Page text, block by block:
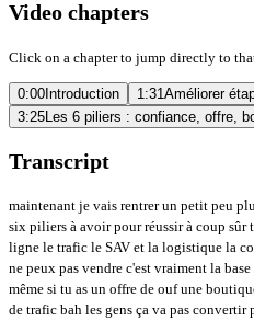
Video chapters
Click on a chapter to jump directly to
0:00Introduction 1:31Améliorer
3:25Les 6 piliers : confiance, offre,
Transcript
maintenant je vais rentrer un petit peu
six piliers à avoir pour réussir à coup
ligne le trafic le SAV et la logistique la
ne peux pas vendre c'est vraiment la
même si tu as un offre de ouf une
de trafic bah les gens ça va pas